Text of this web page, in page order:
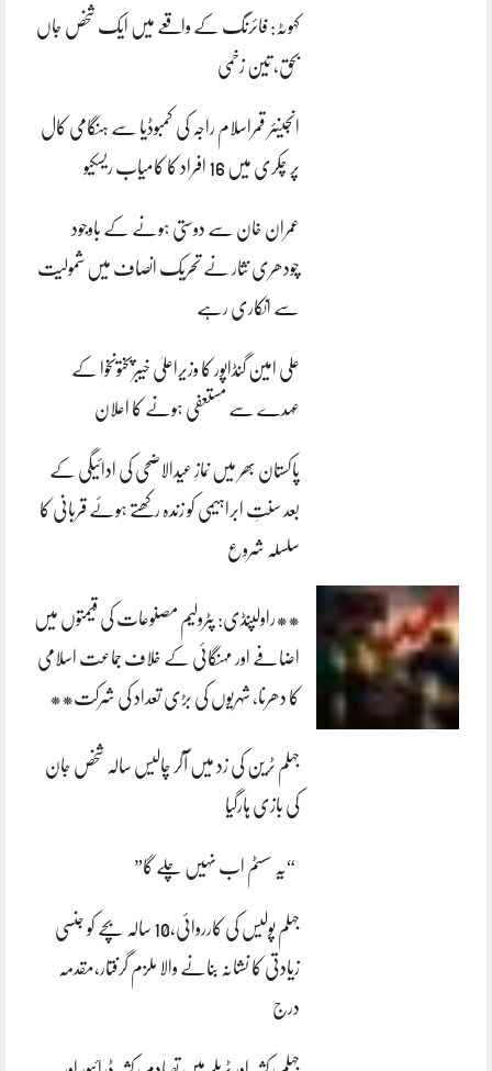
کہوٹہ: فائرنگ کے واقعے میں ایک شخص جاں
بحق، تین زخمی
انجینئر قمراسلام راجہ کی کمبوڈیا سے ہنگامی کال
پر چکری میں 16 افراد کا کامیاب ریسکیو
عمران خان سے دوستی ہونے کے باوجود
چودھری نثار نے تحریک انصاف میں شمولیت
سے انکاری رہے
علی امین گنڈاپور کا وزیراعلیٰ خیبرپختونخوا کے
عہدے سے مستعفی ہونے کا اعلان
پاکستان بھر میں نمازِ عیدالاضحی کی ادائیگی کے
بعد سنتِ ابراہیمی کو زندہ رکھتے ہوئے قربانی کا
سلسلہ شروع
**راولپنڈی: پٹرولیم مصنوعات کی قیمتوں میں
اضافے اور مہنگائی کے خلاف جماعت اسلامی
کا دھرنا، شہریوں کی بڑی تعداد کی شرکت**
جہلم ٹرین کی زد میں آکر چالیس سالہ شخص جان
کی بازی ہارگیا
“یہ سسٹم اب نہیں چلے گا”
جہلم پولیس کی کارروائی،10 سالہ بچے کو جنسی
زیادتی کا نشانہ بنانے والا ملزم گرفتار،مقدمہ
درج